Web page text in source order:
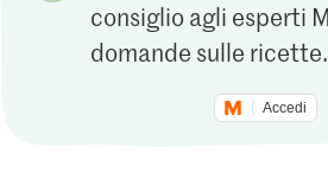
consiglio agli esperti
domande sulle ricette.
Accedi